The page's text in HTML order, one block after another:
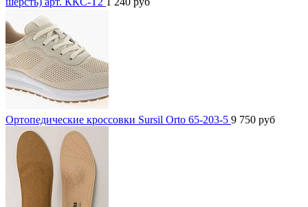
Ортопедические кроссовки Sursil Orto 65-203-5 9 750 руб